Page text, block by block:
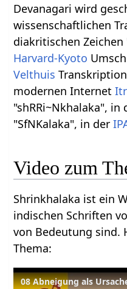
Devanagari wird
wissenschaftlichen
diakritischen
Harvard-Kyoto
Velthuis
modernen Internet
"shRRi~Nkhalaka", in
"SfNKalaka", in der
Video zum
Shrinkhalaka ist ein
indischen Schriften
von Bedeutung sind.
Thema:
08 Abneigung als